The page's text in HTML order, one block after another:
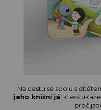
Na cestu se spolu s
jeho knižní já , která
proč